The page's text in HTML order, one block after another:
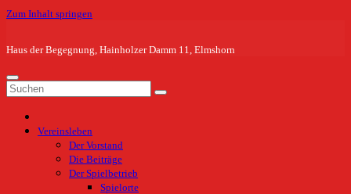
Zum Inhalt springen
Haus der Begegnung, Hainholzer Damm 11, Elmshorn
Vereinsleben
Der Vorstand
Die Beiträge
Der Spielbetrieb
Spielorte